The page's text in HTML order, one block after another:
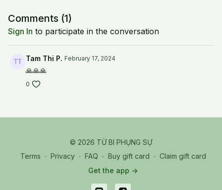
Comments (1)
Sign In to participate in the conversation
Tam Thi P. February 17, 2024
🙏🙏🙏
0
© 2026 TỪ BI PHỤNG SỰ
Terms ∙ Privacy ∙ FAQ ∙ Buy gift card ∙ Claim gift card
Get the app ->